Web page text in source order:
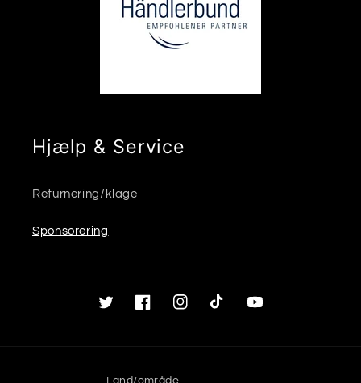
Hjælp & Service
Returnering/klage
Sponsorering
TwitterFacebookInstagramTikTok YouTube
Land/område